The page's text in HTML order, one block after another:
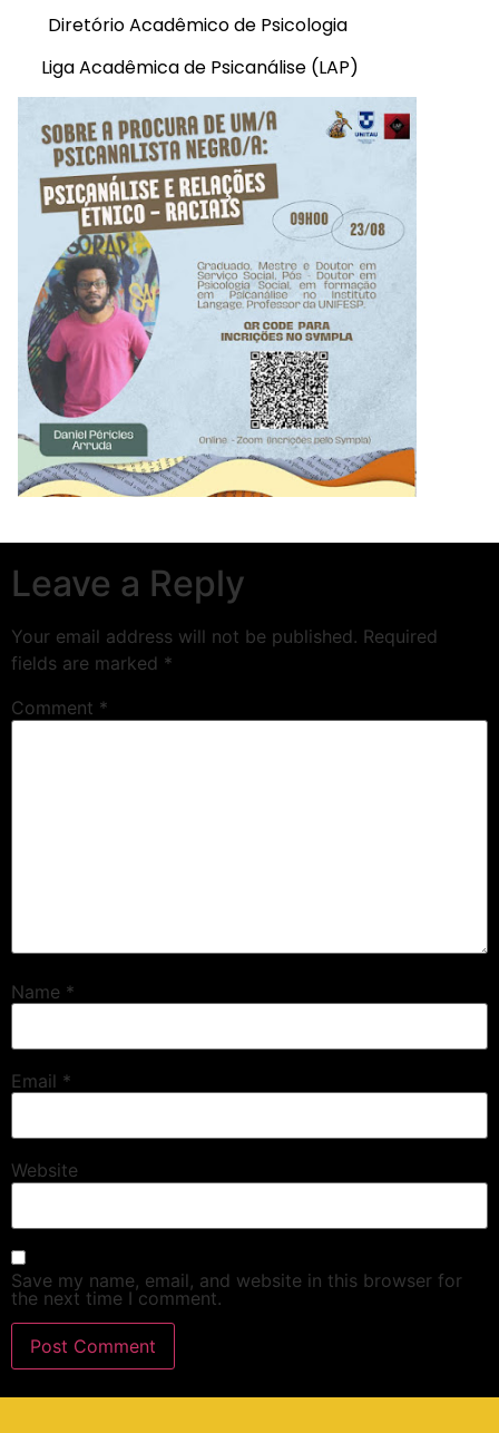
Diretório Acadêmico de Psicologia
Liga Acadêmica de Psicanálise (LAP)
Leave a Reply
Your email address will not be published. Required
fields are marked *
Comment *
Name *
Email *
Website
Save my name, email, and website in this browser for
the next time I comment.